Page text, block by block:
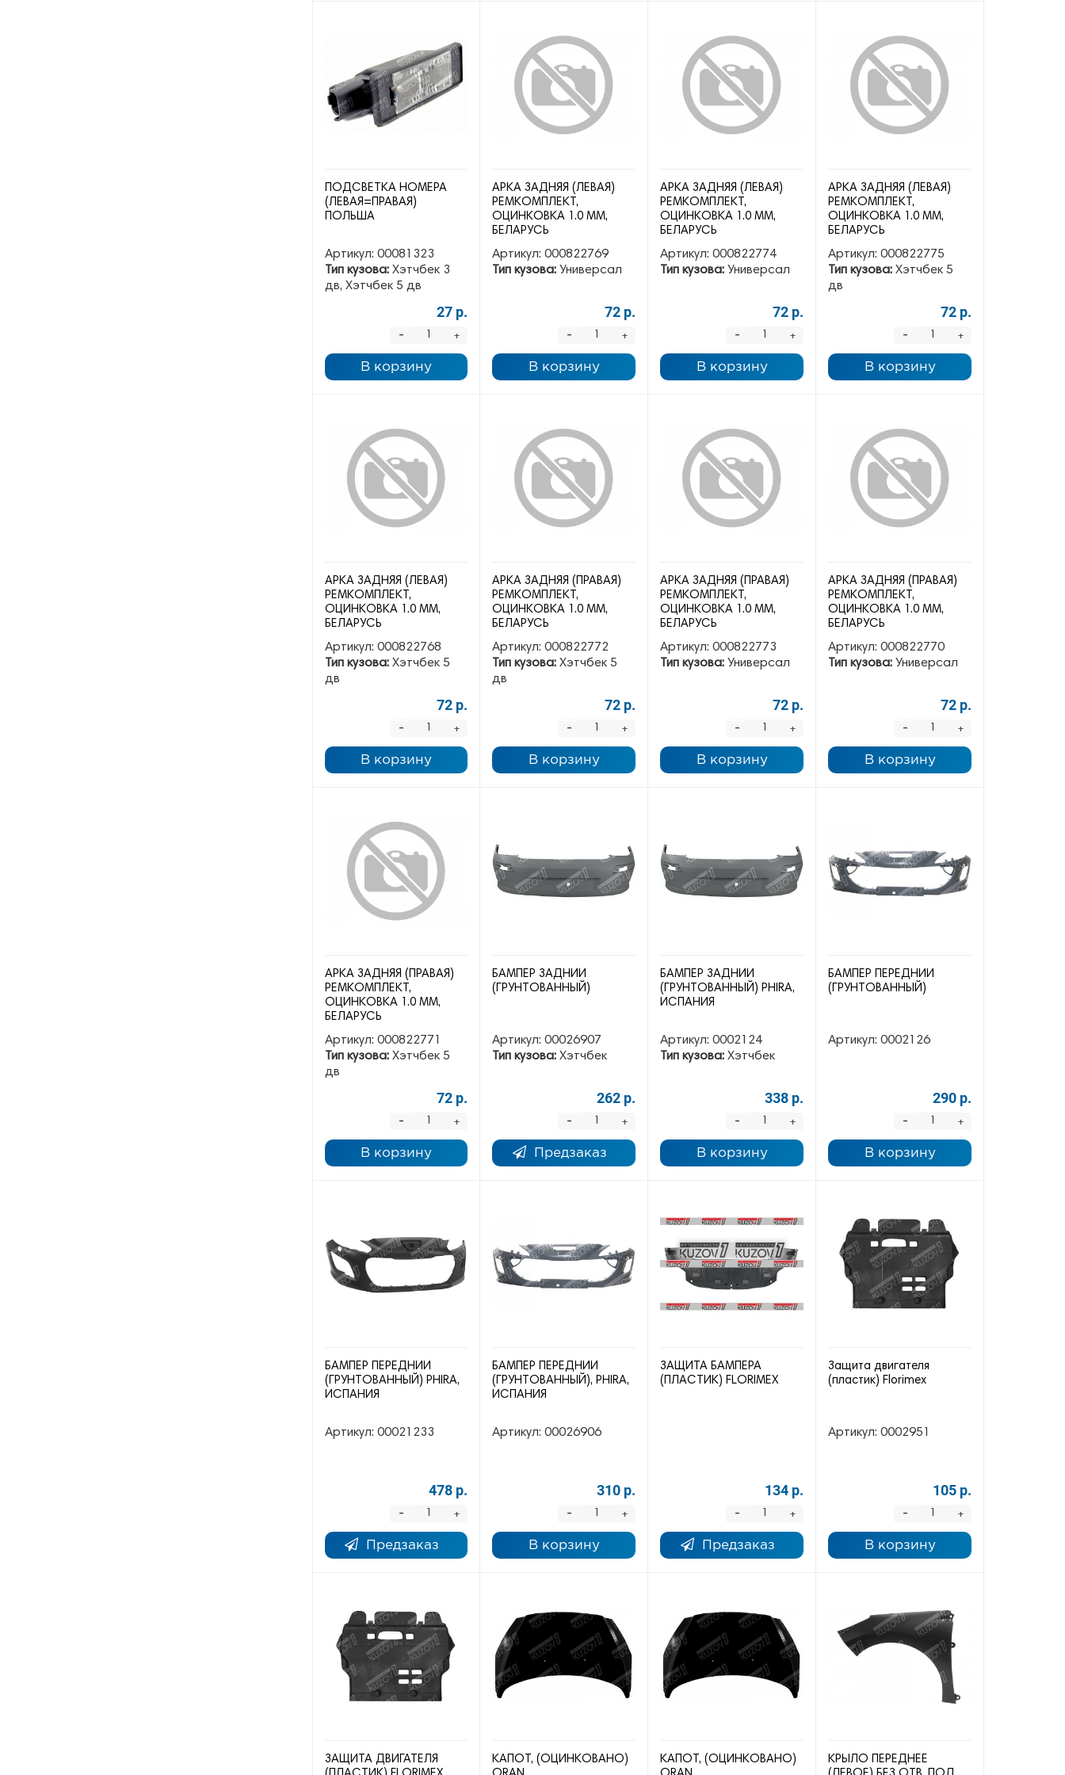
ПОДСВЕТКА НОМЕРА
(ЛЕВАЯ=ПРАВАЯ)
ПОЛЬША
Артикул: 00081323
Тип кузова:Хэтчбек 3
дв, Хэтчбек 5 дв
27 р.
+
-
В корзину
АРКА ЗАДНЯЯ (ЛЕВАЯ)
РЕМКОМПЛЕКТ,
ОЦИНКОВКА 1.0 ММ,
БЕЛАРУСЬ
Артикул: 000822769
Тип кузова: Универсал
72 р.
+
-
В корзину
АРКА ЗАДНЯЯ (ЛЕВАЯ)
РЕМКОМПЛЕКТ,
ОЦИНКОВКА 1.0 ММ,
БЕЛАРУСЬ
Артикул: 000822774
Тип кузова: Универсал
72 р.
+
-
В корзину
АРКА ЗАДНЯЯ (ЛЕВАЯ)
РЕМКОМПЛЕКТ,
ОЦИНКОВКА 1.0 ММ,
БЕЛАРУСЬ
Артикул: 000822775
Тип кузова: Хэтчбек 5
дв
72 р.
+
-
В корзину
АРКА ЗАДНЯЯ (ЛЕВАЯ)
РЕМКОМПЛЕКТ,
ОЦИНКОВКА 1.0 ММ,
БЕЛАРУСЬ
Артикул: 000822768
Тип кузова:Хэтчбек 5
дв
72 р.
+
-
В корзину
АРКА ЗАДНЯЯ (ПРАВАЯ)
РЕМКОМПЛЕКТ,
ОЦИНКОВКА 1.0 ММ,
БЕЛАРУСЬ
Артикул: 000822772
Тип кузова: Хэтчбек 5
дв
72 р.
+
-
В корзину
АРКА ЗАДНЯЯ (ПРАВАЯ)
РЕМКОМПЛЕКТ,
ОЦИНКОВКА 1.0 ММ,
БЕЛАРУСЬ
Артикул: 000822773
Тип кузова: Универсал
72 р.
+
-
В корзину
АРКА ЗАДНЯЯ (ПРАВАЯ)
РЕМКОМПЛЕКТ,
ОЦИНКОВКА 1.0 ММ,
БЕЛАРУСЬ
Артикул: 000822770
Тип кузова: Универсал
72 р.
+
-
В корзину
АРКА ЗАДНЯЯ (ПРАВАЯ)
РЕМКОМПЛЕКТ,
ОЦИНКОВКА 1.0 ММ,
БЕЛАРУСЬ
Артикул: 000822771
Тип кузова:Хэтчбек 5
дв
72 р.
+
-
В корзину
БАМПЕР ЗАДНИЙ
(ГРУНТОВАННЫЙ)
Артикул: 00026907
Тип кузова: Хэтчбек
262 р.
+
-
Предзаказ
БАМПЕР ЗАДНИЙ
(ГРУНТОВАННЫЙ) PHIRA,
ИСПАНИЯ
Артикул: 0002124
Тип кузова: Хэтчбек
338 р.
+
-
В корзину
БАМПЕР ПЕРЕДНИЙ
(ГРУНТОВАННЫЙ)
Артикул: 0002126
290 р.
+
-
В корзину
БАМПЕР ПЕРЕДНИЙ
(ГРУНТОВАННЫЙ) PHIRA,
ИСПАНИЯ
Артикул: 00021233
478 р.
+
-
Предзаказ
БАМПЕР ПЕРЕДНИЙ
(ГРУНТОВАННЫЙ), PHIRA,
ИСПАНИЯ
Артикул: 00026906
310 р.
+
-
В корзину
ЗАЩИТА БАМПЕРА
(ПЛАСТИК) FLORIMEX
134 р.
+
-
Предзаказ
Защита двигателя
(пластик) Florimex
Артикул: 0002951
105 р.
+
-
В корзину
ЗАЩИТА ДВИГАТЕЛЯ
КАПОТ, (ОЦИНКОВАНО)
КАПОТ, (ОЦИНКОВАНО)
КРЫЛО ПЕРЕДНЕЕ